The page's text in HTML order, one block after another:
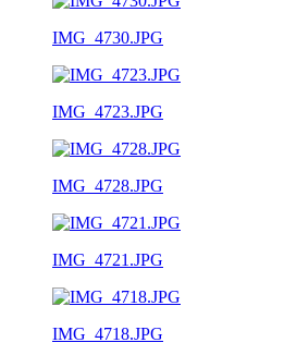
IMG_4730.JPG
IMG_4723.JPG
IMG_4728.JPG
IMG_4721.JPG
IMG_4718.JPG